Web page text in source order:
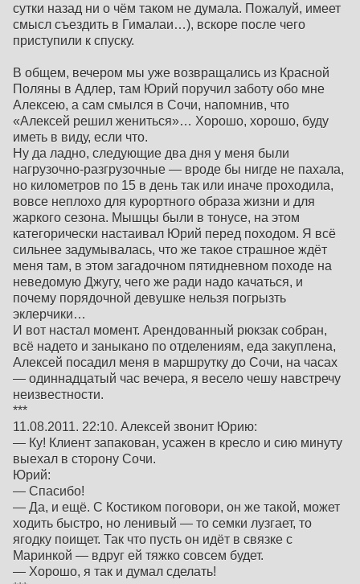
сутки назад ни о чём таком не думала. Пожалуй, имеет
смысл съездить в Гималаи…), вскоре после чего
приступили к спуску.
В общем, вечером мы уже возвращались из Красной
Поляны в Адлер, там Юрий поручил заботу обо мне
Алексею, а сам смылся в Сочи, напомнив, что
«Алексей решил жениться»… Хорошо, хорошо, буду
иметь в виду, если что.
Ну да ладно, следующие два дня у меня были
нагрузочно-разгрузочные — вроде бы нигде не пахала,
но километров по 15 в день так или иначе проходила,
вовсе неплохо для курортного образа жизни и для
жаркого сезона. Мышцы были в тонусе, на этом
категорически настаивал Юрий перед походом. Я всё
сильнее задумывалась, что же такое страшное ждёт
меня там, в этом загадочном пятидневном походе на
неведомую Джугу, чего же ради надо качаться, и
почему порядочной девушке нельзя погрызть
эклерчики…
И вот настал момент. Арендованный рюкзак собран,
всё надето и заныкано по отделениям, еда закуплена,
Алексей посадил меня в маршрутку до Сочи, на часах
— одиннадцатый час вечера, я весело чешу навстречу
неизвестности.
***
11.08.2011. 22:10. Алексей звонит Юрию:
— Ку! Клиент запакован, усажен в кресло и сию минуту
выехал в сторону Сочи.
Юрий:
— Спасибо!
— Да, и ещё. С Костиком поговори, он же такой, может
ходить быстро, но ленивый — то семки лузгает, то
ягодку поищет. Так что пусть он идёт в связке с
Маринкой — вдруг ей тяжко совсем будет.
— Хорошо, я так и думал сделать!